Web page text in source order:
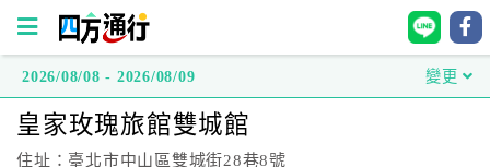
方
通
2026/08/08 - 2026/08/09 變更
皇家玫瑰旅館雙城館
住址：臺北市中山區雙城街28巷8號